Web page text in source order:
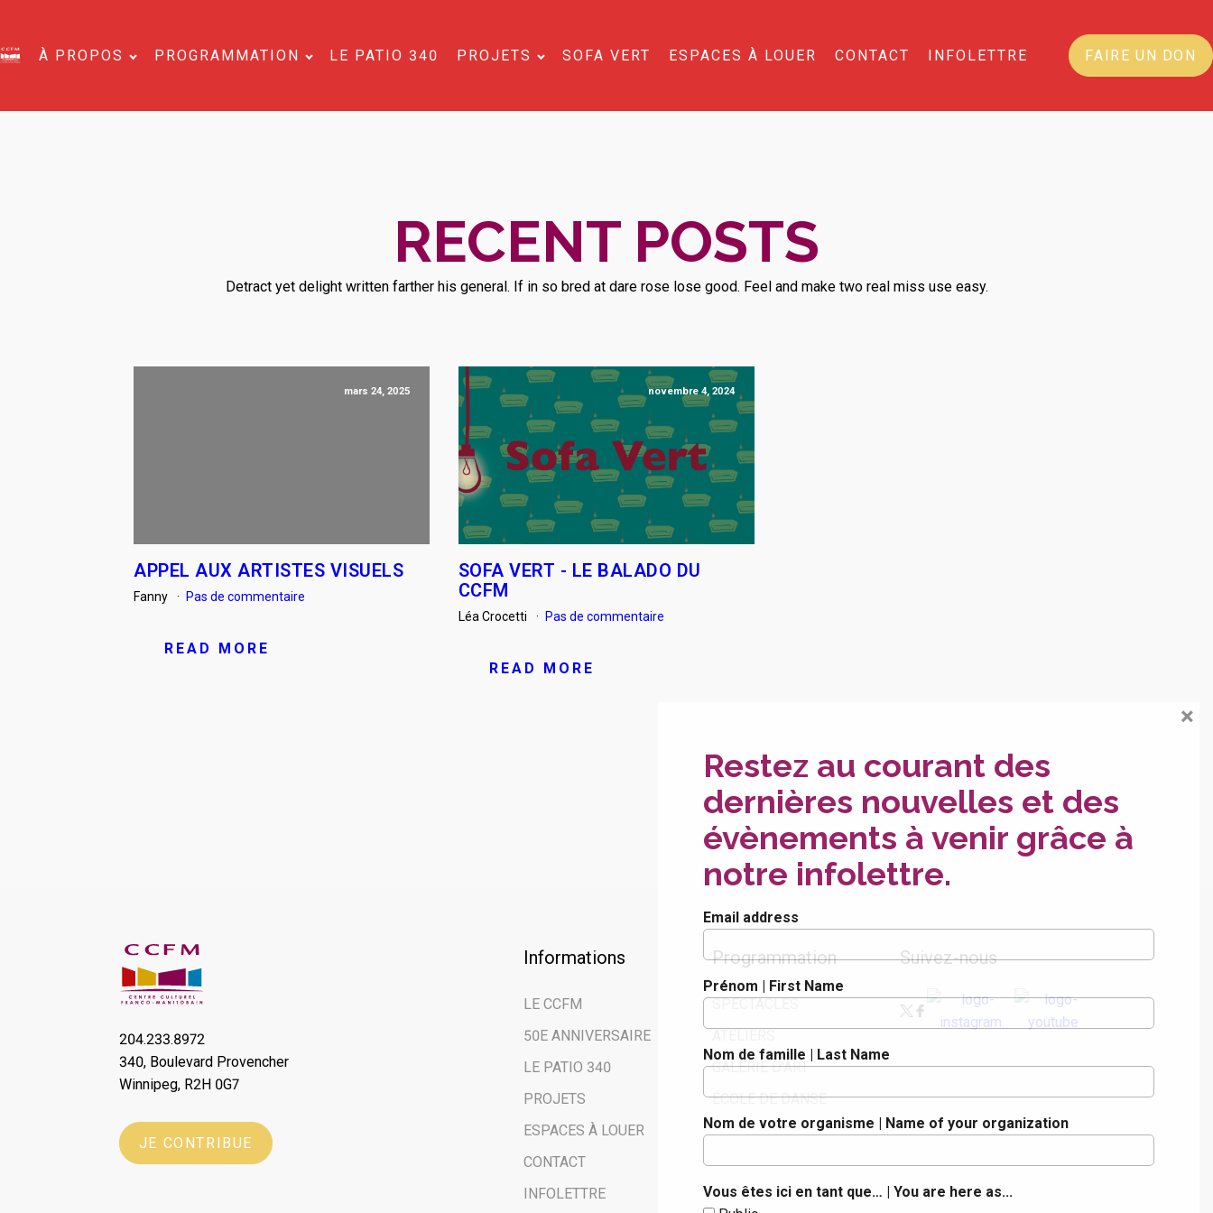
À PROPOS PROGRAMMATION LE PATIO 340 PROJETS SOFA VERT ESPACES À LOUER CONTACT INFOLETTRE FAIRE UN DON
RECENT POSTS
Detract yet delight written farther his general. If in so bred at dare rose lose good. Feel and make two real miss use easy.
mars 24, 2025
APPEL AUX ARTISTES VISUELS
Fanny Pas de commentaire
READ MORE
novembre 4, 2024
SOFA VERT - LE BALADO DU
CCFM
Léa Crocetti Pas de commentaire
READ MORE
204.233.8972
340, Boulevard Provencher
Winnipeg, R2H 0G7
JE CONTRIBUE
Informations
LE CCFM
50E ANNIVERSAIRE
LE PATIO 340
PROJETS
ESPACES À LOUER
CONTACT
INFOLETTRE
Programmation
SPECTACLES
GALERIE D'ART
ÉCOLE DE DANSE
Suivez-nous
Restez au courant des
dernières nouvelles et des
évènements à venir grâce à
notre infolettre.
Email address
Prénom | First Name
Nom de famille | Last Name
Nom de votre organisme | Name of your organization
Vous êtes ici en tant que… | You are here as...
×